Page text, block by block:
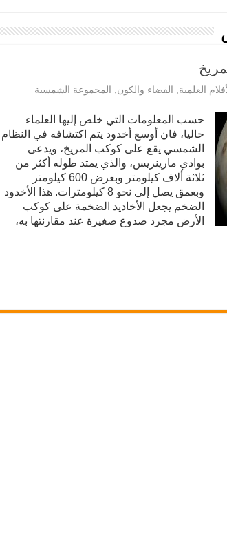
العلمية, الفضاء والكون,
المجموعة الشمسية
حسب المعلومات التي خلص إليها العلماء
حاليا، فان أوسع أخدود يتم اكتشافه في النظام
الشمسي يقع على كوكب المريخ، ويدعى
بوادي مارينريس، والذي يمتد طوله أكثر من
ثلاثة ألاف كيلومتر وبعرض 600 كيلومتر
وبعمق يصل إلى نحو 8 كيلومترات. هذا الأخدود
الضخم يجعل الأخاديد الضخمة على كوكب
الأرض مجرد صدوع صغيرة عند مقارنتها به،